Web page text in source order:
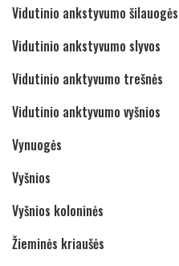
Vidutinio ankstyvumo šilauogės
Vidutinio ankstyvumo slyvos
Vidutinio anktyvumo trešnės
Vidutinio anktyvumo vyšnios
Vynuogės
Vyšnios
Vyšnios koloninės
Žieminės kriaušės